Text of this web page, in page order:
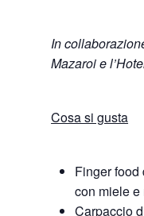
In
Mazaroi e
Cosa si gusta
Finger
con miele
Carpaccio